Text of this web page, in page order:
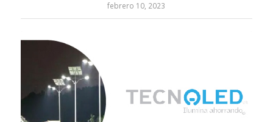
febrero 10, 2023